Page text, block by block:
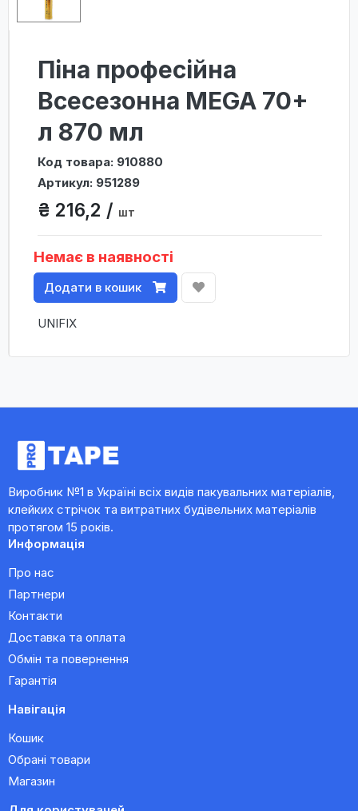
Піна професійна
Всесезонна MEGA 70+
л 870 мл
Код товара: 910880
Артикул: 951289
₴ 216,2 / шт
Немає в наявності
Додати в кошик
UNIFIX
Виробник №1 в Україні всіх видів пакувальних матеріалів,
клейких стрічок та витратних будівельних матеріалів
протягом 15 років.
Информація
Про нас
Партнери
Контакти
Доставка та оплата
Обмін та повернення
Гарантія
Навігація
Кошик
Обрані товари
Магазин